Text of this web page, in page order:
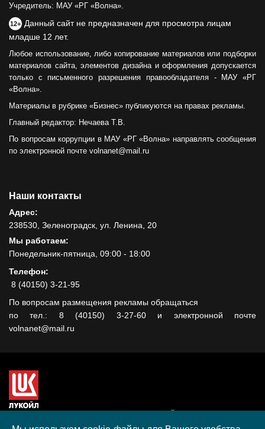
Учредитель: МАУ «РГ «Волна».
12+ Данный сайт не предназначен для просмотра лицам
младше 12 лет.
Любое использование, либо копирование материалов или подборки
материалов сайта, элементов дизайна и оформления допускается
только с письменного разрешения правообладателя - МАУ «РГ
«Волна».
Материалы в рубрике «Бизнес» публикуются на правах рекламы.
Главный редактор: Нечаева Т.В.
По вопросам коррупции в МАУ «РГ «Волна» направлять сообщения
по электронной почте volnanet@mail.ru
Наши контакты
Адрес:
238530, Зеленоградск, ул. Ленина, 20
Мы работаем:
Понедельник-пятница, 09:00 - 18:00
Телефон:
8 (40150) 3-21-95
По вопросам размещения рекламы обращаться
по тел.: 8 (40150) 3-27-60 и электронной почте
volnanet@mail.ru
гранта, полученного в рамках XIII Конкурса социальных и